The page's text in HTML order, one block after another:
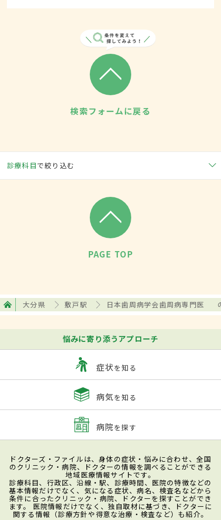
検索フォームに戻る
診療科目で絞り込む
PAGE TOP
大分県 敷戸駅 日本歯周病学会歯周病専門医
悩みに寄り添うアプローチ
症状を知る
病気を知る
病院を探す
ドクターズ・ファイルは、身体の症状・悩みに合わせ、全国
のクリニック・病院、ドクターの情報を調べることができる
地域医療情報サイトです。
診療科目、行政区、沿線・駅、診療時間、医院の特徴などの
基本情報だけでなく、気になる症状、病名、検査名などから
条件に合ったクリニック・病院、ドクターを探すことができ
ます。 医院情報だけでなく、独自取材に基づき、ドクターに
関する情報（診療方針や得意な治療・検査など）も紹介。